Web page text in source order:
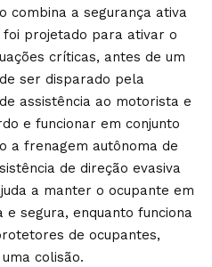
combina a segurança ativa
foi projetado para ativar o
críticas, antes de um
ser disparado pela
assistência ao motorista e
e funcionar em conjunto
a frenagem autônoma de
de direção evasiva
a manter o ocupante em
e segura, enquanto funciona
de ocupantes,
colisão.